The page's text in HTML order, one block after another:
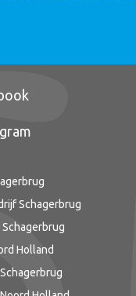
Schagerbrug
Holland